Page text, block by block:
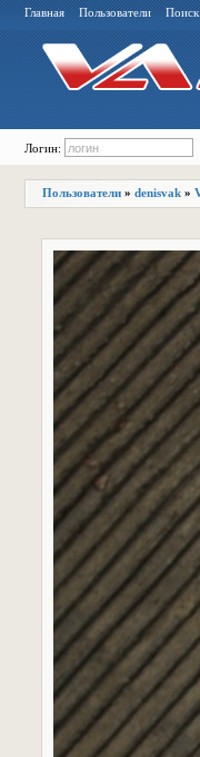
Главная Пользователи Поиск
Логин:
Пользователи » denisvak »